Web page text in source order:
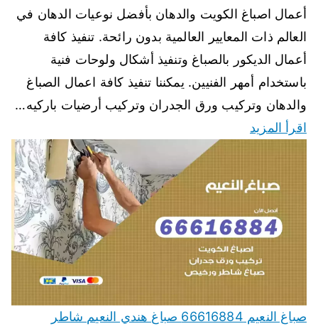
أعمال اصباغ الكويت والدهان بأفضل نوعيات الدهان في
العالم ذات المعايير العالمية بدون رائحة. تنفيذ كافة
أعمال الديكور بالصباغ وتنفيذ أشكال ولوحات فنية
باستخدام أمهر الفنيين. يمكننا تنفيذ كافة اعمال الصباغ
والدهان وتركيب ورق الجدران وتركيب أرضيات باركيه…
اقرأ المزيد
صباغ النعيم 66616884 صباغ هندي النعيم شاطر